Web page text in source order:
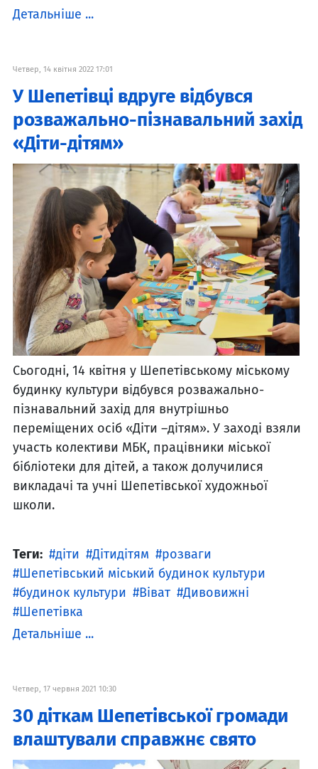
Детальніше ...
Четвер, 14 квітня 2022 17:01
У Шепетівці вдруге відбувся
розважально-пізнавальний захід
«Діти-дітям»
Сьогодні, 14 квітня у Шепетівському міському
будинку культури відбувся розважально-
пізнавальний захід для внутрішньо
переміщених осіб «Діти –дітям». У заході взяли
участь колективи МБК, працівники міської
бібліотеки для дітей, а також долучилися
викладачі та учні Шепетівської художньої
школи.
Теги: діти Дітидітям
розваги
Шепетівський міський будинок культури
будинок культури
Віват
Дивовижні
Шепетівка
Детальніше ...
Четвер, 17 червня 2021 10:30
30 діткам Шепетівської громади
влаштували справжнє свято